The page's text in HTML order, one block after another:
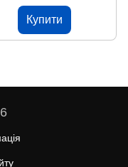
Купити